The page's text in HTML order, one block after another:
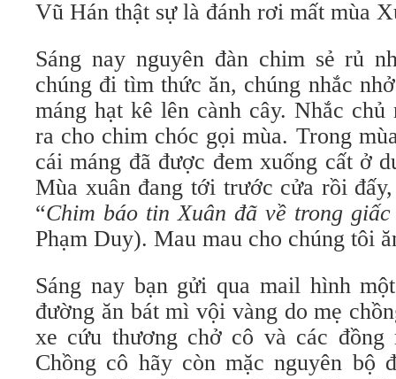
Vũ Hán thật sự là đánh rơi mất mùa
Sáng nay nguyên đàn chim sẻ rủ
chúng đi tìm thức ăn, chúng nhắc
máng hạt kê lên cành cây. Nhắc chủ
ra cho chim chóc gọi mùa. Trong
cái máng đã được đem xuống cất ở
Mùa xuân đang tới trước cửa rồi
“Chim báo tin Xuân đã về trong
Phạm Duy). Mau mau cho chúng tôi
Sáng nay bạn gửi qua mail hình
đường ăn bát mì vội vàng do mẹ
xe cứu thương chở cô và các đồng
Chồng cô hãy còn mặc nguyên bộ